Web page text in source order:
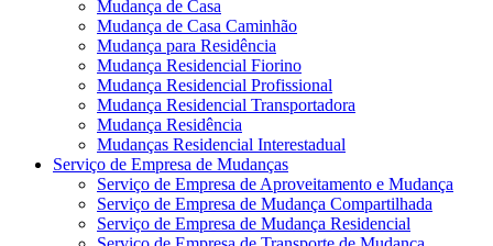
Mudança de Casa
Mudança de Casa Caminhão
Mudança para Residência
Mudança Residencial Fiorino
Mudança Residencial Profissional
Mudança Residencial Transportadora
Mudança Residência
Mudanças Residencial Interestadual
Serviço de Empresa de Mudanças
Serviço de Empresa de Aproveitamento e Mudança
Serviço de Empresa de Mudança Compartilhada
Serviço de Empresa de Mudança Residencial